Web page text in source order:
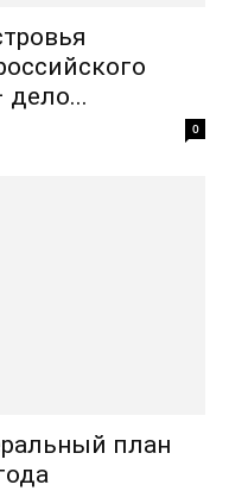
дело...
0
план